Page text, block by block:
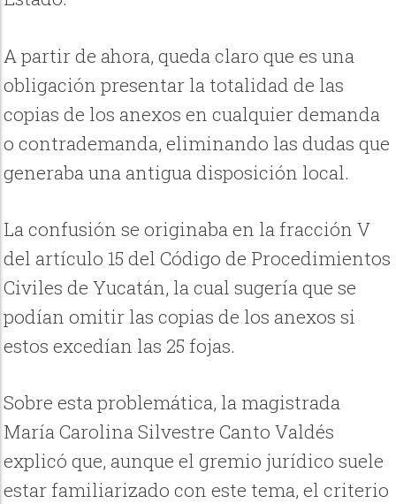
A partir de ahora, queda claro que es una
obligación presentar la totalidad de las
copias de los anexos en cualquier demanda
o contrademanda, eliminando las dudas que
generaba una antigua disposición local.
La confusión se originaba en la fracción V
del artículo 15 del Código de Procedimientos
Civiles de Yucatán, la cual sugería que se
podían omitir las copias de los anexos si
estos excedían las 25 fojas.
Sobre esta problemática, la magistrada
María Carolina Silvestre Canto Valdés
explicó que, aunque el gremio jurídico suele
estar familiarizado con este tema, el criterio